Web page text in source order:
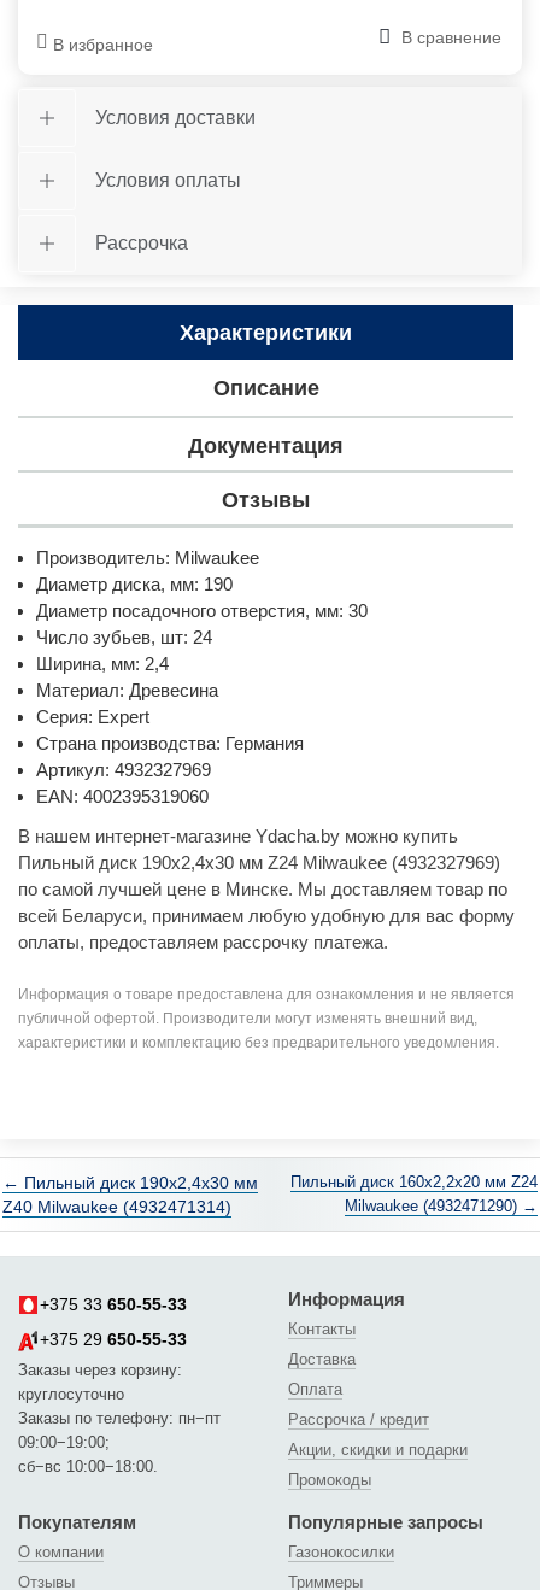
В избранное В сравнение
Условия доставки
Условия оплаты
Рассрочка
Характеристики
Описание
Документация
Отзывы
Производитель: Milwaukee
Диаметр диска, мм: 190
Диаметр посадочного отверстия, мм: 30
Число зубьев, шт: 24
Ширина, мм: 2,4
Материал: Древесина
Серия: Expert
Страна производства: Германия
Артикул: 4932327969
EAN: 4002395319060
В нашем интернет-магазине Ydacha.by можно купить
Пильный диск 190х2,4х30 мм Z24 Milwaukee (4932327969)
по самой лучшей цене в Минске. Мы доставляем товар по
всей Беларуси, принимаем любую удобную для вас форму
оплаты, предоставляем рассрочку платежа.
Информация о товаре предоставлена для ознакомления и не является
публичной офертой. Производители могут изменять внешний вид,
характеристики и комплектацию без предварительного уведомления.
← Пильный диск 190х2,4х30 мм
Z40 Milwaukee (4932471314)
Пильный диск 160х2,2х20 мм Z24
Milwaukee (4932471290) →
+375 33 650-55-33
+375 29 650-55-33
Заказы через корзину:
круглосуточно
Заказы по телефону: пн−пт
09:00−19:00;
сб−вс 10:00−18:00.
Информация
Контакты
Доставка
Оплата
Рассрочка / кредит
Акции, скидки и подарки
Промокоды
Покупателям
О компании
Отзывы
Популярные запросы
Газонокосилки
Триммеры